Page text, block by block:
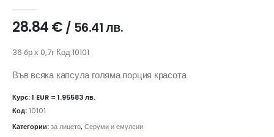
28.84€ / 56.41 лв.
36 бр х 0,7г Код:10101
Във всяка капсула голяма порция красота
Курс: 1 EUR = 1.95583 лв.
Код: 10101
Категории:за лицето,Серуми и емулсии